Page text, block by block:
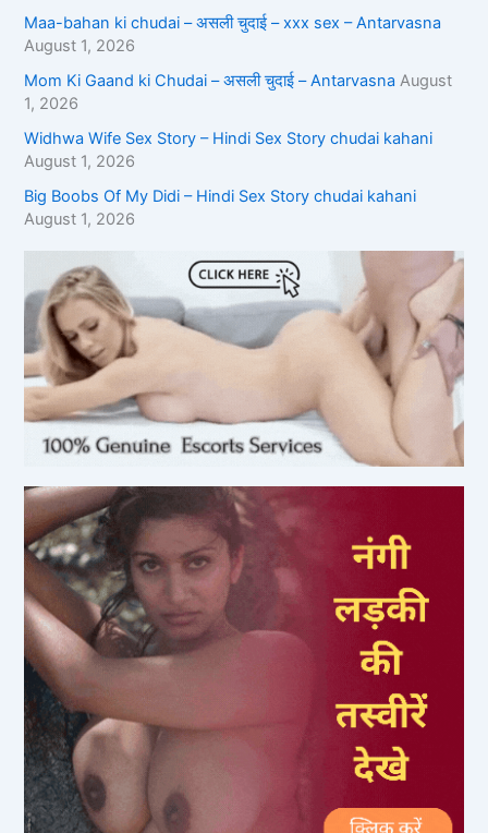
Maa-bahan ki chudai – असली चुदाई – xxx sex – Antarvasna
August 1, 2026
Mom Ki Gaand ki Chudai – असली चुदाई – Antarvasna August
1, 2026
Widhwa Wife Sex Story – Hindi Sex Story chudai kahani
August 1, 2026
Big Boobs Of My Didi – Hindi Sex Story chudai kahani
August 1, 2026